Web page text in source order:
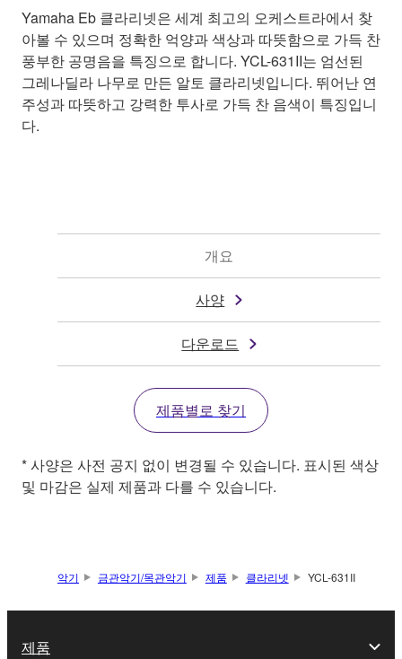
Yamaha Eb 클라리넷은 세계 최고의 오케스트라에서 찾
아볼 수 있으며 정확한 억양과 색상과 따뜻함으로 가득 찬
풍부한 공명음을 특징으로 합니다. YCL-631II는 엄선된
그레나딜라 나무로 만든 알토 클라리넷입니다. 뛰어난 연
주성과 따뜻하고 강력한 투사로 가득 찬 음색이 특징입니
다.
개요
사양
다운로드
제품별로 찾기
* 사양은 사전 공지 없이 변경될 수 있습니다. 표시된 색상
및 마감은 실제 제품과 다를 수 있습니다.
악기 금관악기/목관악기 제품 클라리넷 YCL-631II
제품